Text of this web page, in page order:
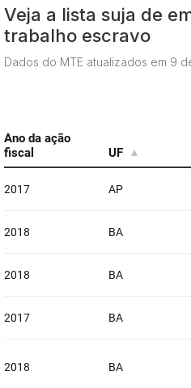
Veja a lista suja de
trabalho escravo
Dados do MTE atualizados em 9